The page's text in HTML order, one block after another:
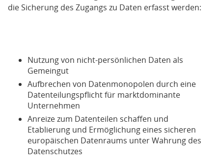
die Sicherung des Zugangs zu Daten erfasst werden:
Nutzung von nicht-persönlichen Daten als
Gemeingut
Aufbrechen von Datenmonopolen durch eine
Datenteilungspflicht für marktdominante
Unternehmen
Anreize zum Datenteilen schaffen und
Etablierung und Ermöglichung eines sicheren
europäischen Datenraums unter Wahrung des
Datenschutzes